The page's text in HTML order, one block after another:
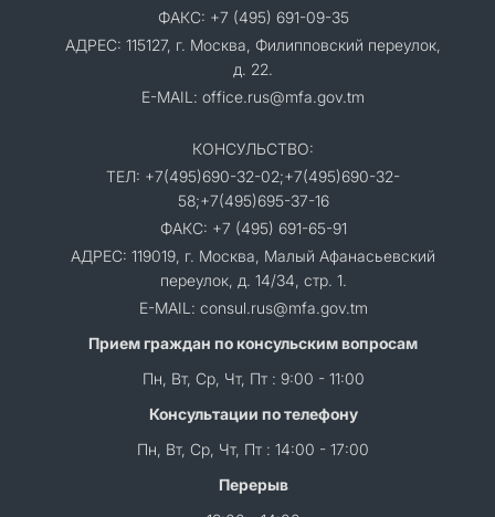
ФАКС: +7 (495) 691-09-35
АДРЕС: 115127, г. Москва, Филипповский переулок,
д. 22.
E-MAIL: office.rus@mfa.gov.tm
КОНСУЛЬСТВО:
ТЕЛ: +7(495)690-32-02;+7(495)690-32-
58;+7(495)695-37-16
ФАКС: +7 (495) 691-65-91
АДРЕС: 119019, г. Москва, Малый Афанасьевский
переулок, д. 14/34, стр. 1.
E-MAIL: consul.rus@mfa.gov.tm
Прием граждан по консульским вопросам
Пн, Вт, Ср, Чт, Пт : 9:00 - 11:00
Консультации по телефону
Пн, Вт, Ср, Чт, Пт : 14:00 - 17:00
Перерыв